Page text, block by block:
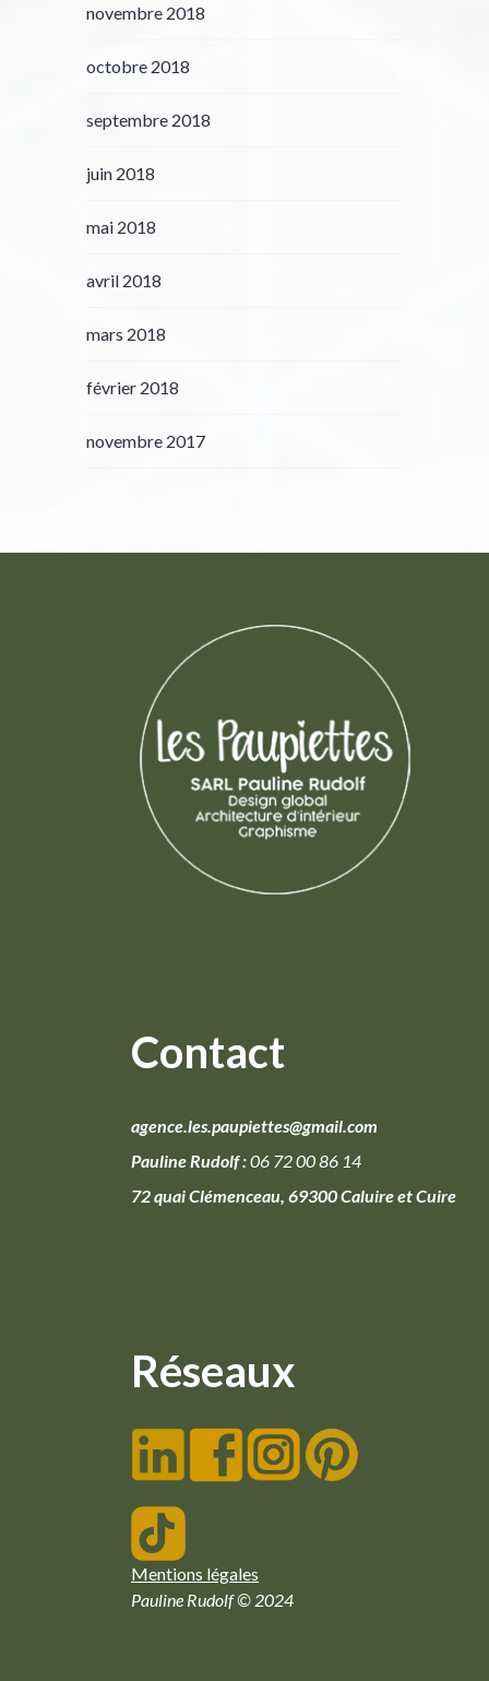
novembre 2018
octobre 2018
septembre 2018
juin 2018
mai 2018
avril 2018
mars 2018
février 2018
novembre 2017
Contact
agence.les.paupiettes@gmail.com
Pauline Rudolf :06 72 00 86 14
72 quai Clémenceau, 69300 Caluire et Cuire
Réseaux
Mentions légales
Pauline Rudolf © 2024